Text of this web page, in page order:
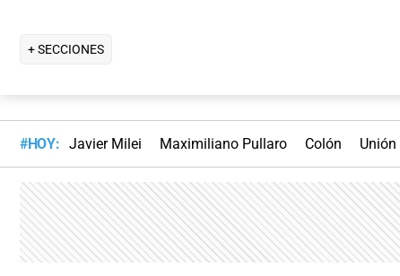
+ SECCIONES
#HOY: Javier Milei Maximiliano Pullaro Colón Unión